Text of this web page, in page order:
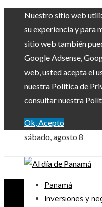
Nuestro sitio web
su experiencia y para
sitio web también
Google Adsense,
web, usted acepta el
nuestra Política de
consultar nuestra
Ok, Acepto
sábado, agosto 8
Panamá
Inversiones y